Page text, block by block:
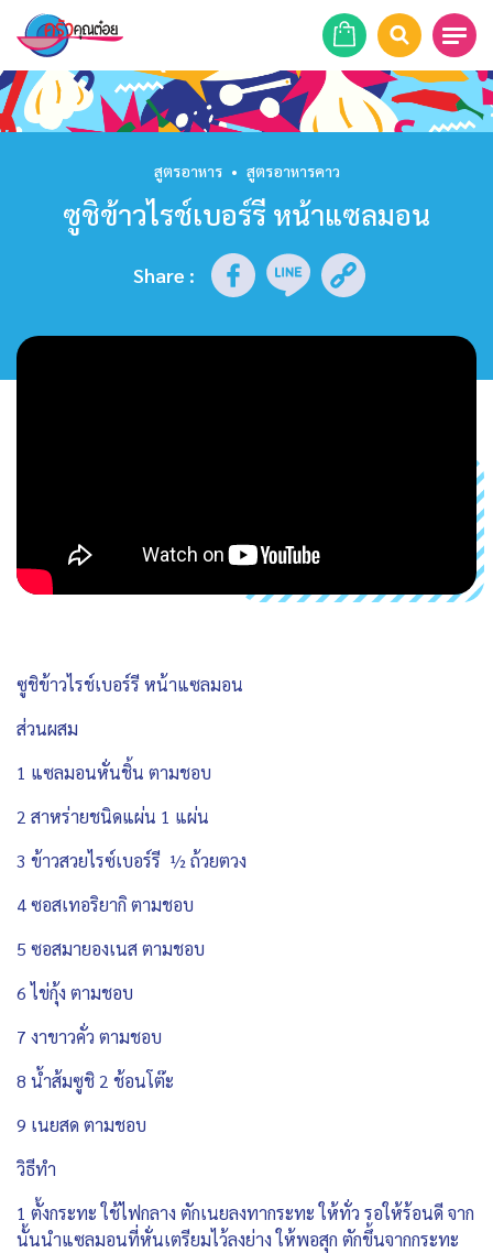
หน้าแรก
ร้านอาหาร
รายการย้อนหลัง
สูตรอาหาร • สูตรอาหารคาว
ซูชิข้าวไรช์เบอร์รี หน้าแซลมอน
Share :
ซูชิข้าวไรช์เบอร์รี หน้าแซลมอน
ส่วนผสม
1 แซลมอนหั่นชิ้น ตามชอบ
2 สาหร่ายชนิดแผ่น 1 แผ่น
3 ข้าวสวยไรซ์เบอร์รี ½ ถ้วยตวง
4 ซอสเทอริยากิ ตามชอบ
5 ซอสมายองเนส ตามชอบ
6 ไข่กุ้ง ตามชอบ
7 งาขาวคั่ว ตามชอบ
8 น้ำส้มซูชิ 2 ช้อนโต๊ะ
9 เนยสด ตามชอบ
วิธีทำ
1 ตั้งกระทะ ใช้ไฟกลาง ตักเนยลงทากระทะ ให้ทั่ว รอให้ร้อนดี จาก
นั้นนำแซลมอนที่หั่นเตรียมไว้ลงย่าง ให้พอสุก ตักขึ้นจากกระทะ